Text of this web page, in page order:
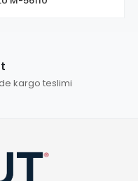
kargo teslimi